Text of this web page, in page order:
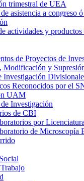
trimestral de UEA
asistencia a congreso
actividades y productos
de Proyectos de
Modificación y
Investigación
Reconocidos por el
UAM
Investigación
de CBI
por
de Microscopía